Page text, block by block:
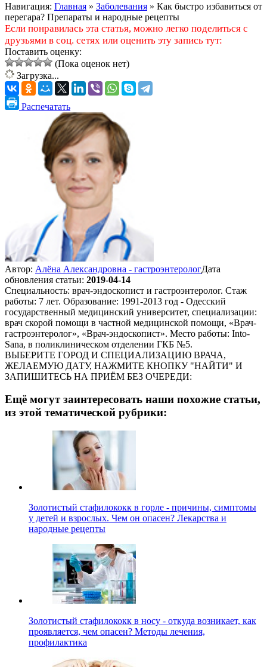
Навигация: Главная » Заболевания » Как быстро избавиться от
перегара? Препараты и народные рецепты
Если понравилась эта статья, можно легко поделиться с
друзьями в соц. сетях или оценить эту запись тут:
Поставить оценку:
(Пока оценок нет)
Загрузка...
Распечатать
Автор: Алёна Александровна - гастроэнтерологДата
обновления статьи: 2019-04-14
Специальность: врач-эндоскопист и гастроэнтеролог. Стаж
работы: 7 лет. Образование: 1991-2013 год - Одесский
государственный медицинский университет, специализации:
врач скорой помощи в частной медицинской помощи, «Врач-
гастроэнтеролог», «Врач-эндоскопист». Место работы: Into-
Sana, в поликлиническом отделении ГКБ №5.
ВЫБЕРИТЕ ГОРОД И СПЕЦИАЛИЗАЦИЮ ВРАЧА,
ЖЕЛАЕМУЮ ДАТУ, НАЖМИТЕ КНОПКУ "НАЙТИ" И
ЗАПИШИТЕСЬ НА ПРИЁМ БЕЗ ОЧЕРЕДИ:
Ещё могут заинтересовать наши похожие статьи,
из этой тематической рубрики:
Золотистый стафилококк в горле - причины, симптомы
у детей и взрослых. Чем он опасен? Лекарства и
народные рецепты
Золотистый стафилококк в носу - откуда возникает, как
проявляется, чем опасен? Методы лечения,
профилактика